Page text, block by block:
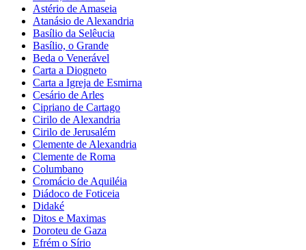
Astério de Amaseia
Atanásio de Alexandria
Basílio da Selêucia
Basílio, o Grande
Beda o Venerável
Carta a Diogneto
Carta a Igreja de Esmirna
Cesário de Arles
Cipriano de Cartago
Cirilo de Alexandria
Cirilo de Jerusalém
Clemente de Alexandria
Clemente de Roma
Columbano
Cromácio de Aquiléia
Diádoco de Foticeia
Didaké
Ditos e Maximas
Doroteu de Gaza
Efrém o Sírio